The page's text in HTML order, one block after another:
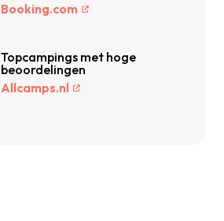
Booking.com
Topcampings met hoge
beoordelingen
Allcamps.nl